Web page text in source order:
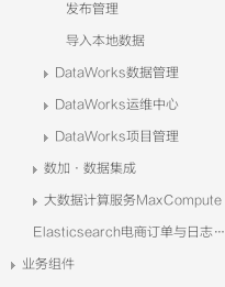
发布管理
导入本地数据
DataWorks数据管理
DataWorks运维中心
DataWorks项目管理
数加·数据集成
大数据计算服务MaxCompute
Elasticsearch电商订单与日志系统解决方案
业务组件